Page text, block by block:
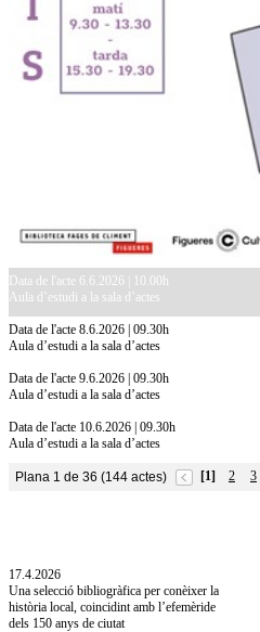
Data de l'acte 6.6.2026 | 10.00h
Aula d’estudi a la sala d’actes
Data de l'acte 8.6.2026 | 09.30h
Aula d’estudi a la sala d’actes
Data de l'acte 9.6.2026 | 09.30h
Aula d’estudi a la sala d’actes
Data de l'acte 10.6.2026 | 09.30h
Aula d’estudi a la sala d’actes
Plana 1 de 36 (144 actes) [1] 2 3
17.4.2026
Una selecció bibliogràfica per conèixer la
història local, coincidint amb l’efemèride
dels 150 anys de ciutat